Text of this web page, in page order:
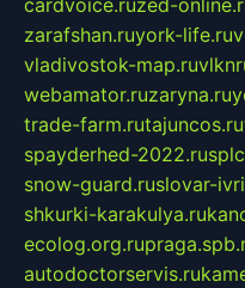
cardvoice.ruzed-
zarafshan.ruyork-life.ru
vladivostok-map.ru
webamator.ruzaryna.ru
trade-farm.rutajuncos.ru
spayderhed-2022.ru
snow-guard.ruslovar-
shkurki-karakulya.ru
ecolog.org.ru
autodoctorservis.ru